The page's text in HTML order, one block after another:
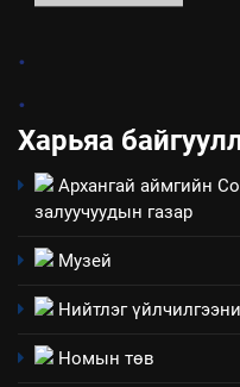
ЗАР
3
4
.
.
Харьяа
Архангай аймгийн
залуучуудын газар
Музей
Нийтлэг
Номын төв